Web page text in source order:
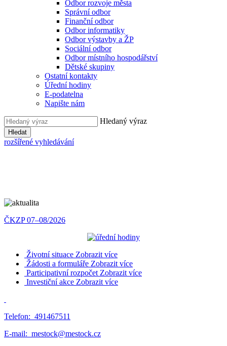
Odbor rozvoje města
Správní odbor
Finanční odbor
Odbor informatiky
Odbor výstavby a ŽP
Sociální odbor
Odbor místního hospodářství
Dětské skupiny
Ostatní kontakty
Úřední hodiny
E-podatelna
Napište nám
Hledaný výraz
Hledat
rozšířené vyhledávání
ČKZP 07–08/2026
Životní situace Zobrazit více
Žádosti a formuláře Zobrazit více
Participativní rozpočet Zobrazit více
Investiční akce Zobrazit více
Telefon: 491467511
E-mail: mestock@mestock.cz